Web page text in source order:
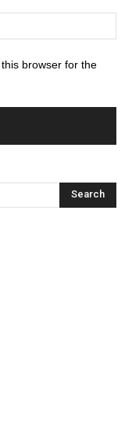
browser for the